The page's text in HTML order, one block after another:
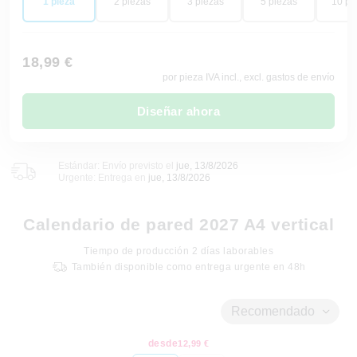
18,99 €
por pieza IVA incl., excl. gastos de envío
Diseñar ahora
jue, 13/8/2026
Urgente: Entrega en
jue, 13/8/2026
Calendario de pared 2027 A4 vertical
Tiempo de producción 2 días laborables
También disponible como entrega urgente en 48h
Recomendado
desde12,99 €